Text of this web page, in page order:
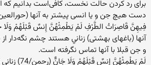
برای رد کردن حالت نخست، کافی‌است بدانیم که
دست هیچ جن و یا انسی پیشتر به آنها
آنها (باغها‌ی بهشتی) زناني هستند چشم نگه‌دار
و جن قبلا با آنها تماس نگرفته است.
لَمْ يَطْمِثْهُنَّ